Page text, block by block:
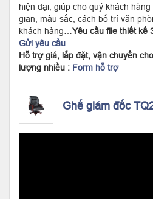
hiện đại, giúp cho quý khách
gian, màu sắc, cách bố trí văn
khách hàng… Yêu cầu file thiết kế
Gửi yêu cầu
Hỗ trợ giá, lắp đặt, vận chuyển
lượng nhiều : Form hỗ trợ
Ghế giám đốc